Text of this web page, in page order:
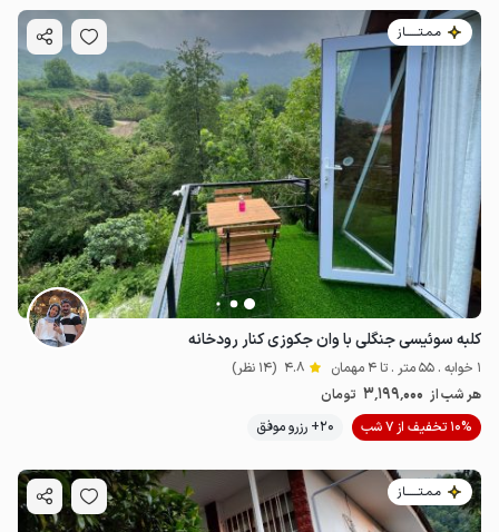
مـمـتــــــاز
کلبه سوئیسی جنگلی با وان جکوزی کنار رودخانه
1 خوابه . 55 متر . تا 4 مهمان 4.8 (14 نظر)
هر شب از 3٬199٬000 تومان
10% تخفیف از 7 شب
20+ رزرو موفق
مـمـتــــــاز